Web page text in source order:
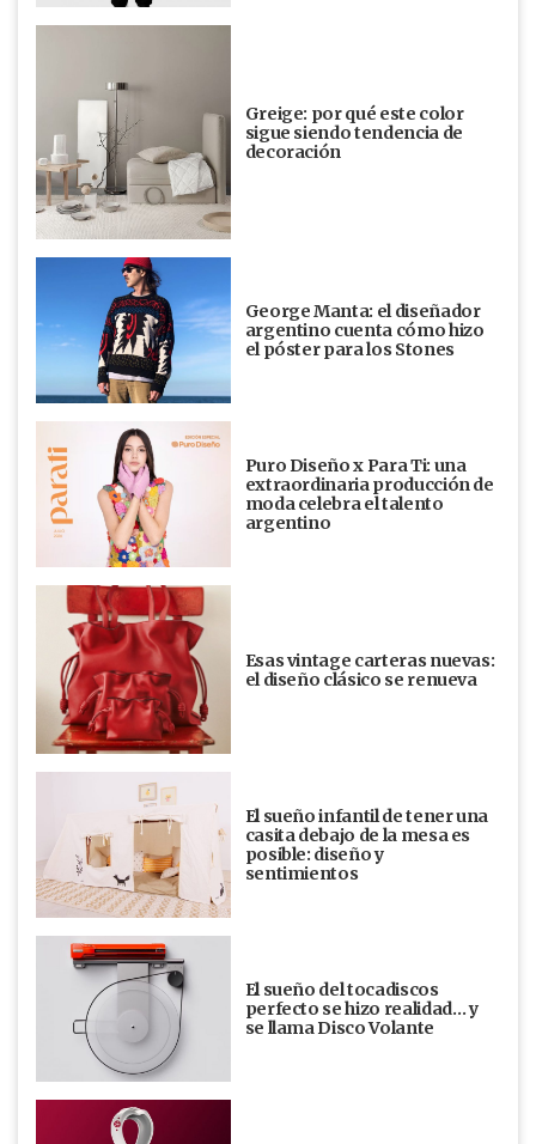
Greige: por qué este color
sigue siendo tendencia de
decoración
George Manta: el diseñador
argentino cuenta cómo hizo
el póster para los Stones
Puro Diseño x Para Ti: una
extraordinaria producción de
moda celebra el talento
argentino
Esas vintage carteras nuevas:
el diseño clásico se renueva
El sueño infantil de tener una
casita debajo de la mesa es
posible: diseño y
sentimientos
El sueño del tocadiscos
perfecto se hizo realidad… y
se llama Disco Volante